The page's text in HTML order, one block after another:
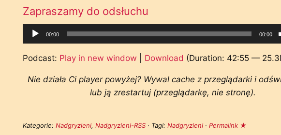
Zapraszamy do odsłuchu
Odtwarzacz
plików
dźwiękowych
00:00 00:00
Podcast: Play in new window Download (Duration: 42:55 —
Nie działa Ci player powyżej? Wywal cache z przeglądarki i
lub ją zrestartuj (przeglądarkę, nie stronę).
Kategorie: Nadgryzieni, Nadgryzieni-RSS · Tagi: Nadgryzieni · Permalink ★